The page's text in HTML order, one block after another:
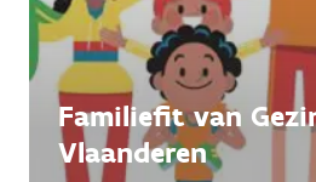
Familiefit van
Vlaanderen